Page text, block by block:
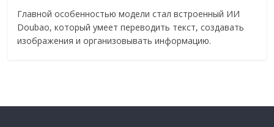
Главной особенностью модели стал встроенный ИИ
Doubao, который умеет переводить текст, создавать
изображения и организовывать информацию.